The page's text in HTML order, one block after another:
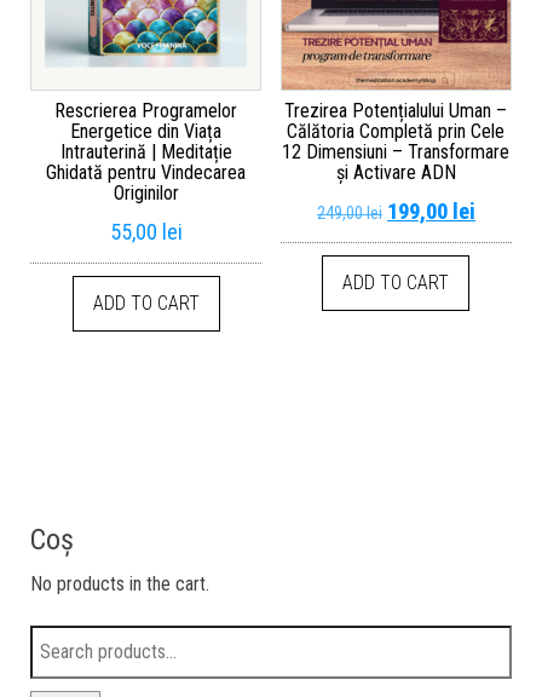
Rescrierea Programelor
Energetice din Viața
Intrauterină | Meditație
Ghidată pentru Vindecarea
Originilor
55,00 lei
ADD TO CART
Trezirea Potențialului Uman –
Călătoria Completă prin Cele
12 Dimensiuni – Transformare
și Activare ADN
249,00lei 199,00 lei
ADD TO CART
Coș
No products in the cart.